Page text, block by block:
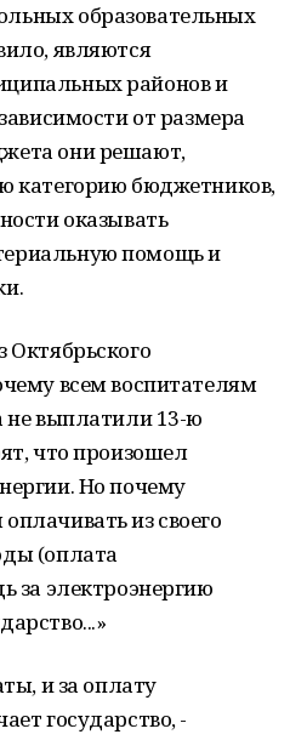
образовательных
являются
районов и
от размера
они решают,
категорию бюджетников,
оказывать
помощь и
Октябрьского
всем воспитателям
не выплатили 13-ю
что произошел
Но почему
из своего
(оплата
за электроэнергию
и за оплату
государство, -